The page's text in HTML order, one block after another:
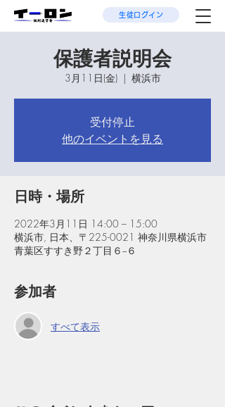
生徒ログイン
保護者説明会
3月11日(金)
  |
横浜市
受付停止
他のイベントを見る
日時・場所
2022年3月11日 14:00 – 15:00
横浜市, 日本、〒225-0021 神奈川県横浜市
青葉区すすき野２丁目６−６
参加者
すべて表示